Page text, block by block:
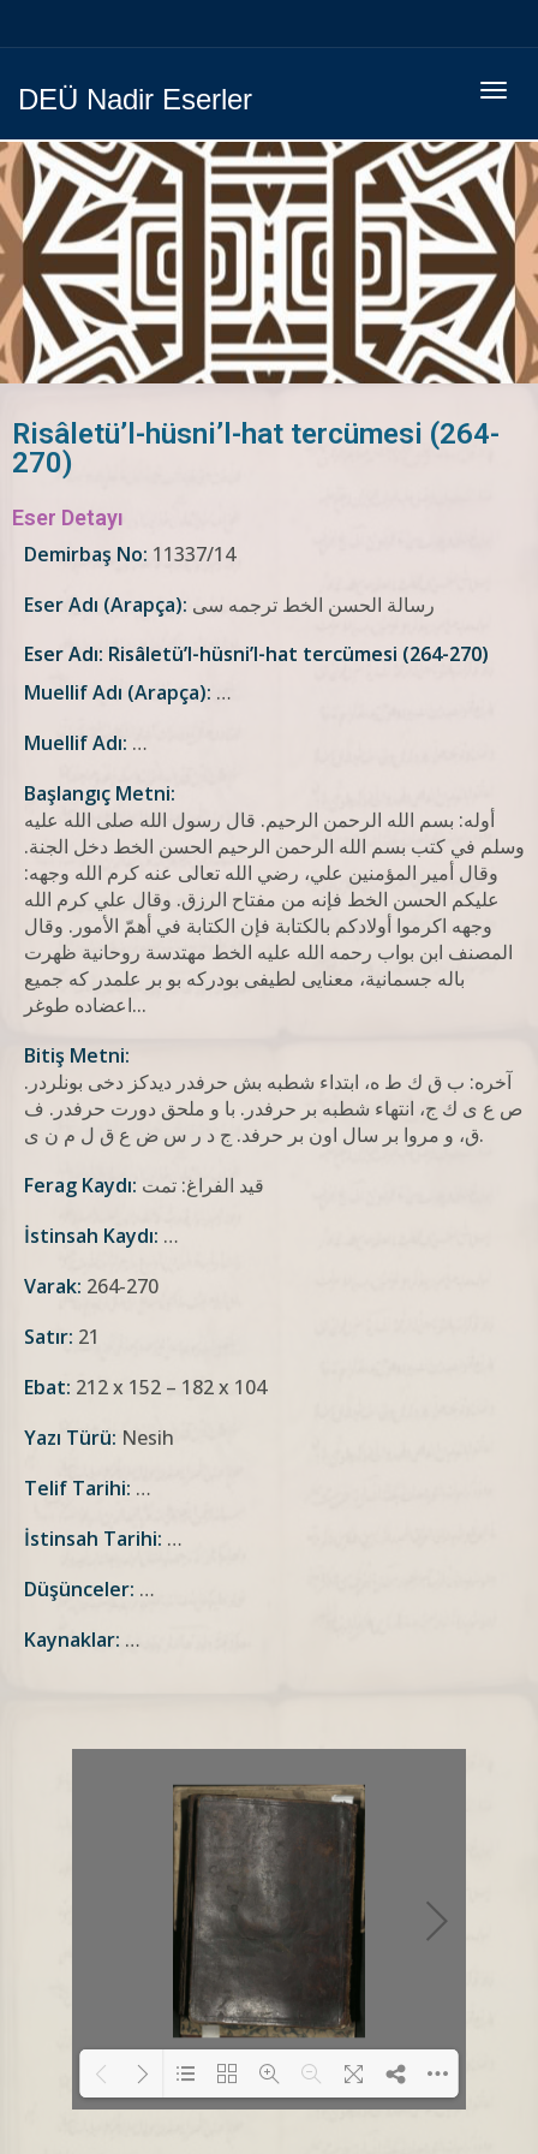
DEÜ Nadir Eserler
Risâletü’l-hüsni’l-hat tercümesi (264-
270)
Eser Detayı
Demirbaş No: 11337/14
Eser Adı (Arapça): رسالة الحسن الخط ترجمه سی
Eser Adı: Risâletü’l-hüsni’l-hat tercümesi (264-270)
Muellif Adı (Arapça): …
Muellif Adı: …
Başlangıç Metni:
أوله: بسم الله الرحمن الرحيم. قال رسول الله صلى الله عليه
وسلم في كتب بسم الله الرحمن الرحيم الحسن الخط دخل الجنة.
وقال أمير المؤمنين علي، رضي الله تعالى عنه كرم الله وجهه:
عليكم الحسن الخط فإنه من مفتاح الرزق. وقال علي کرم الله
وجهه اکرموا أولادکم بالکتابة فإن الکتابة في أهمّ الأمور. وقال
المصنف ابن بواب رحمه الله علیه الخط مهتدسة روحانیة ظهرت
باله جسمانیة، معنایی لطیفی بودرکه بو بر علمدر که جمیع
اعضاده طوغر...
Bitiş Metni:
آخره: ب ق ك ط ه، ابتداء شطبه بش حرفدر دیدکز دخی بونلردر.
ص ع ی ك ج، انتهاء شطبه بر حرفدر. با و ملحق دورت حرفدر. ف
ق، و مروا بر سال اون بر حرفد. ج د ر س ض ع ق ل م ن ى.
Ferag Kaydı: قيد الفراغ: تمت
İstinsah Kaydı: …
Varak: 264-270
Satır: 21
Ebat: 212 x 152 – 182 x 104
Yazı Türü: Nesih
Telif Tarihi: …
İstinsah Tarihi: …
Düşünceler: …
Kaynaklar: …